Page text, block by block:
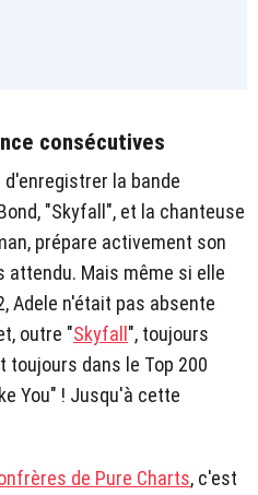
consécutives
la bande
"Skyfall", et la chanteuse
prépare activement son
Mais même si elle
Adele n'était pas absente
outre "Skyfall", toujours
dans le Top 200
You" ! Jusqu'à cette
de Pure Charts, c'est